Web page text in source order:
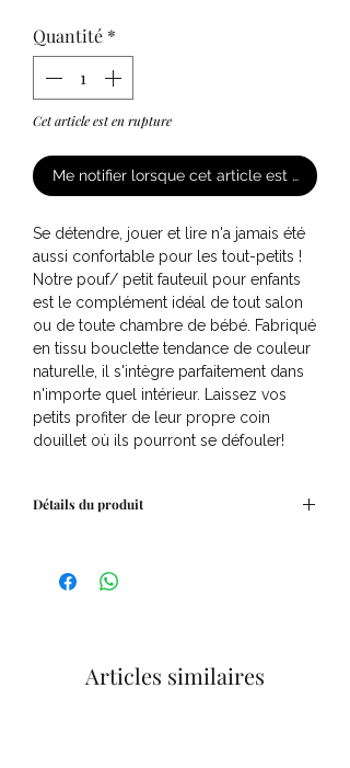
Quantité *
Cet article est en rupture
Me notifier lorsque cet article est
Se détendre, jouer et lire n'a jamais été
aussi confortable pour les tout-petits !
Notre pouf/ petit fauteuil pour enfants
est le complément idéal de tout salon
ou de toute chambre de bébé. Fabriqué
en tissu bouclette tendance de couleur
naturelle, il s'intègre parfaitement dans
n'importe quel intérieur. Laissez vos
petits profiter de leur propre coin
douillet où ils pourront se défouler!
Détails du produit
Articles similaires